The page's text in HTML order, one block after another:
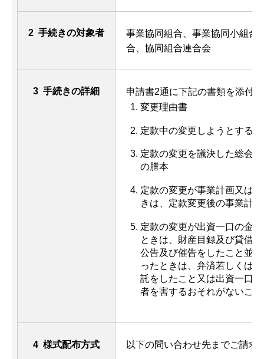
2 手続きの対象者
事業協同組合、事業協同小組合
合、協同組合連合会
3 手続きの詳細
申請書2通に下記の書類を添付
変更理由書
定款中の変更しようとする
定款の変更を議決した総会
の謄本
定款の変更が事業計画又は
きは、定款変更後の事業計
定款の変更が出資一口の金
ときは、財産目録及び貸借
公告及び催告をしたこと並
ったときは、弁済若しくは
託をしたこと又は出資一口
者を害するおそれがないこ
4 様式配布方式 以下の問い合わせ先までご請求